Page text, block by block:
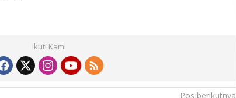
Ikuti Kami
Pos berikutnya